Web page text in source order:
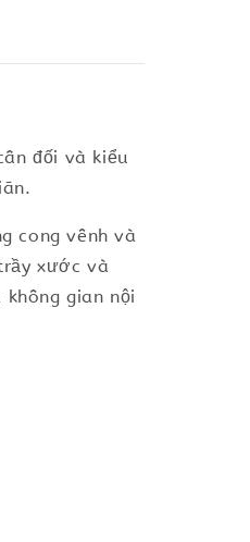
đối và kiểu
cong vênh và
xước và
gian nội